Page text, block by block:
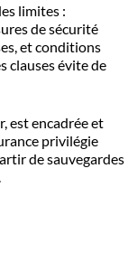
limites :
de sécurité
et conditions
clauses évite de
est encadrée et
privilégie
de sauvegardes